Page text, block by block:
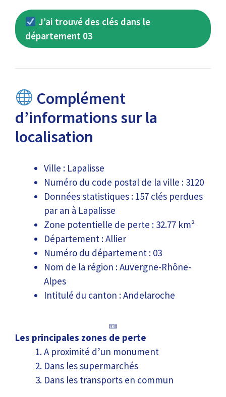
J’ai trouvé des clés dans le
département 03
Complément
d’informations sur la
localisation
Ville : Lapalisse
Numéro du code postal de la ville : 3120
Données statistiques : 157 clés perdues
par an à Lapalisse
Zone potentielle de perte : 32.77 km²
Département : Allier
Numéro du département : 03
Nom de la région : Auvergne-Rhône-
Alpes
Intitulé du canton : Andelaroche
Les principales zones de perte
A proximité d’un monument
Dans les supermarchés
Dans les transports en commun